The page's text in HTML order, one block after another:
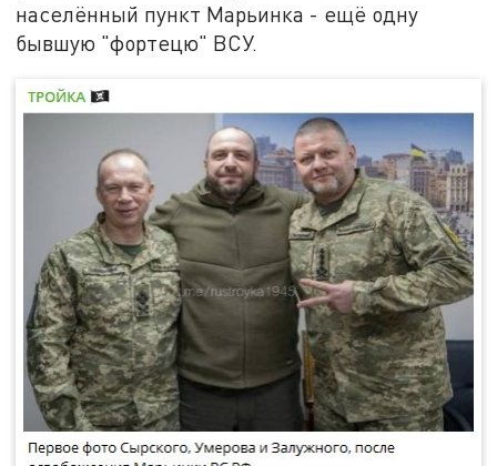
населённый пункт Марьинка - ещё одну
бывшую "фортецю" ВСУ.